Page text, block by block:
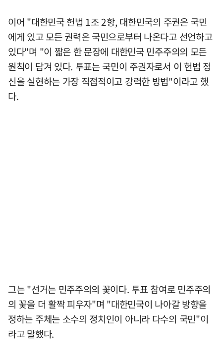
이어 "대한민국 헌법 1조 2항, 대한민국의 주권은 국민
에게 있고 모든 권력은 국민으로부터 나온다고 선언하고
있다"며 "이 짧은 한 문장에 대한민국 민주주의의 모든
원칙이 담겨 있다. 투표는 국민이 주권자로서 이 헌법 정
신을 실현하는 가장 직접적이고 강력한 방법"이라고 했
다.
그는 "선거는 민주주의의 꽃이다. 투표 참여로 민주주의
의 꽃을 더 활짝 피우자"며 "대한민국이 나아갈 방향을
정하는 주체는 소수의 정치인이 아니라 다수의 국민"이
라고 말했다.